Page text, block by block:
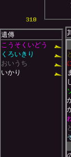
遺傳
こうそくいどう
くろいきり
おいうち
いかり